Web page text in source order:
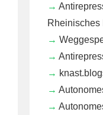
Rheinisches